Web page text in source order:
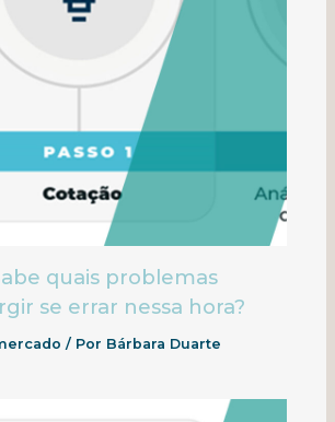
quais problemas
se errar nessa hora?
/ Por Bárbara Duarte